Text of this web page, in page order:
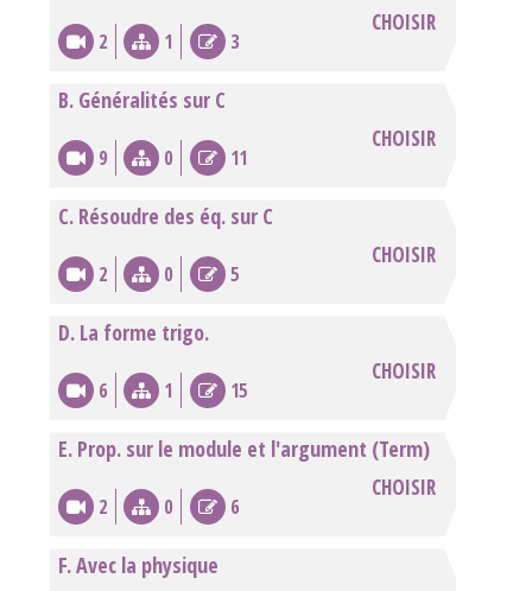
CHOISIR
2 1 3
B. Généralités sur C
CHOISIR
9 0 11
C. Résoudre des éq. sur C
CHOISIR
2 0 5
D. La forme trigo.
CHOISIR
6 1 15
E. Prop. sur le module et l'argument (Term)
CHOISIR
2 0 6
F. Avec la physique